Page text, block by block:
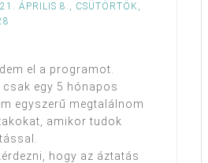
ÁPRILIS 8., CSÜTÖRTÖK,
el a programot.
csak egy 5 hónapos
egyszerű megtalálnom
amikor tudok
hogy az áztatás